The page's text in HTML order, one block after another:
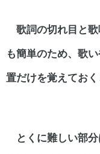
歌詞の切れ目と歌
も簡単のため、歌
置だけを覚えておく
とくに難しい部